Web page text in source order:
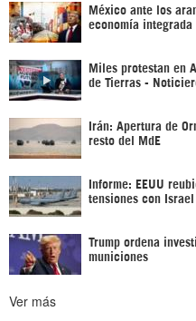
México ante los
economía integrada
Miles protestan en
de Tierras -
Irán: Apertura de
resto del MdE
Informe: EEUU
tensiones con Israel
Trump ordena
municiones
Ver más